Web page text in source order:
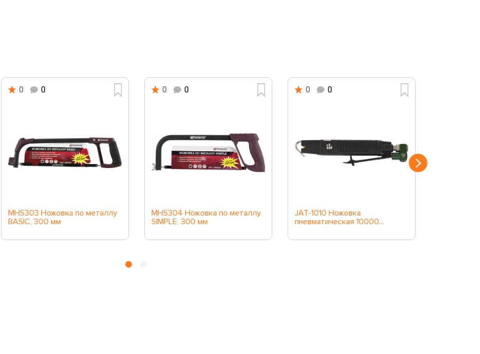
0 0
MHS303 Ножовка по металлу
BASIC, 300 мм
0 0
MHS304 Ножовка по металлу
SIMPLE, 300 мм
0 0
JAT-1010 Ножовка
пневматическая 10000...